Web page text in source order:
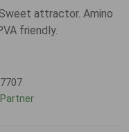
attractor. Amino
friendly.